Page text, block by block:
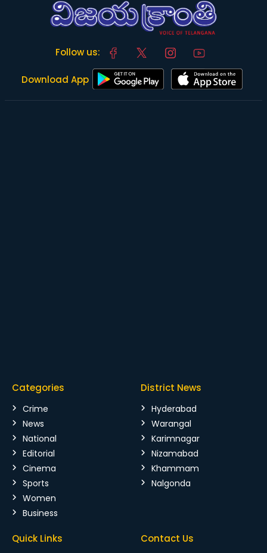
Follow us:
Download App
Categories
Crime
News
National
Editorial
Cinema
Sports
Women
Business
District News
Hyderabad
Warangal
Karimnagar
Nizamabad
Khammam
Nalgonda
Quick Links Contact Us